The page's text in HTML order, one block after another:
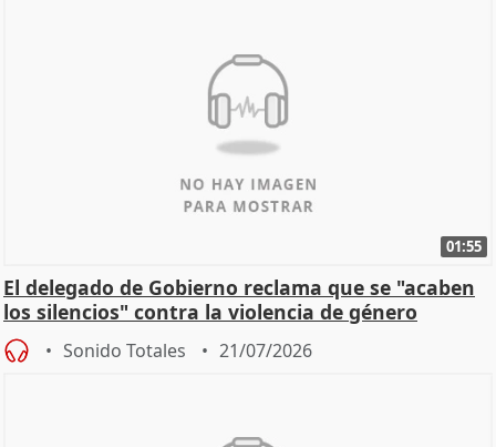
01:55
El delegado de Gobierno reclama que se "acaben
los silencios" contra la violencia de género
Sonido Totales 21/07/2026